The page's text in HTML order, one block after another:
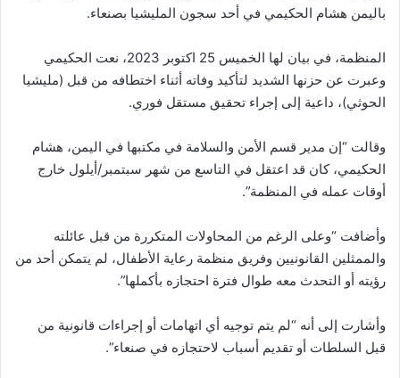
باليمن هشام الحكيمي في أحد سجون المليشيا بصنعاء.
المنظمة، في بيان لها الخميس 25 اكتوبر 2023، نعت الحكيمي
وعبرت عن حزنها الشديد لتأكيد وفاته أثناء اختطافه من قبل (مليشيا
الحوثي)، داعية إلى إجراء تحقيق مستقل فوري.
وقالت “إن مدير قسم الأمن والسلامة في مكتبها في اليمن، هشام
الحكيمي، كان قد اعتقل في التاسع من شهر سبتمبر/أيلول خارج
أوقات عمله في المنظمة”.
وأضافت “وعلى الرغم من المحاولات المتكررة من قبل عائلته
والممثلين القانونيين وفريق منظمة رعاية الأطفال، لم يتمكن أحد من
رؤيته أو التحدث معه طوال فترة احتجازه بأكملها”.
وأشارت إلى أنه “لم يتم توجيه أي اتهامات أو إجراءات قانونية من
قبل السلطات أو تقديم أسباب لاحتجازه في صنعاء”.